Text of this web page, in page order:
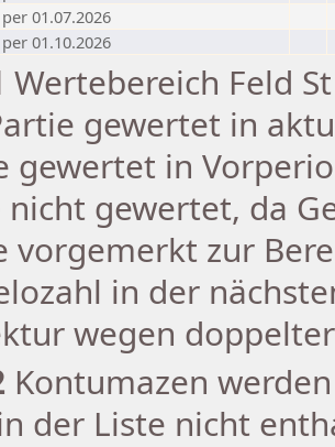
01.07.2026
01.10.2026
Wertebereich Feld
gewertet in
gewertet in
nicht gewertet, da
vorgemerkt zur
in der
wegen
Kontumazen
der Liste nicht